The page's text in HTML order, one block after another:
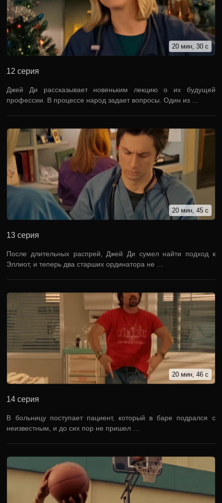
20 мин, 30 с
12 серия
Джей Ди рассказывает новеньким лекцию о их будущей
профессии. В процессе народ задает вопросы. Один из …
20 мин, 45 с
13 серия
После длительных распрей, Джей Ди сумел найти подход к
Эллиот, и теперь два старших ординатора не …
20 мин, 46 с
14 серия
В больницу поступает пациент, который в баре подрался с
неизвестным, и до сих пор не пришел …